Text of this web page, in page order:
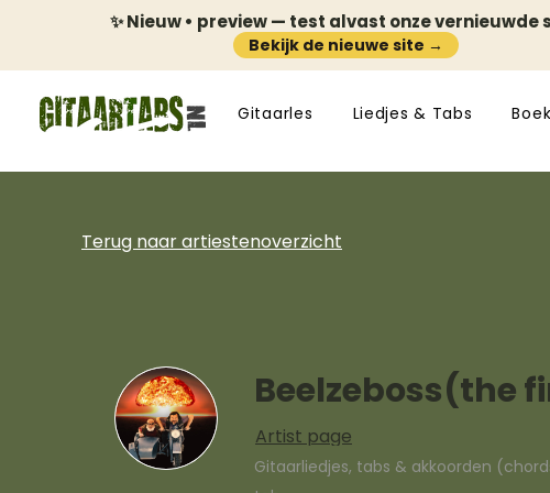
✨ Nieuw • preview — test alvast onze vernieuwde
Bekijk de nieuwe site →
Gitaarles Liedjes & Tabs
Terug naar artiestenoverzicht
Beelzeboss(the
Artist page
Gitaarliedjes, tabs & akkoorden